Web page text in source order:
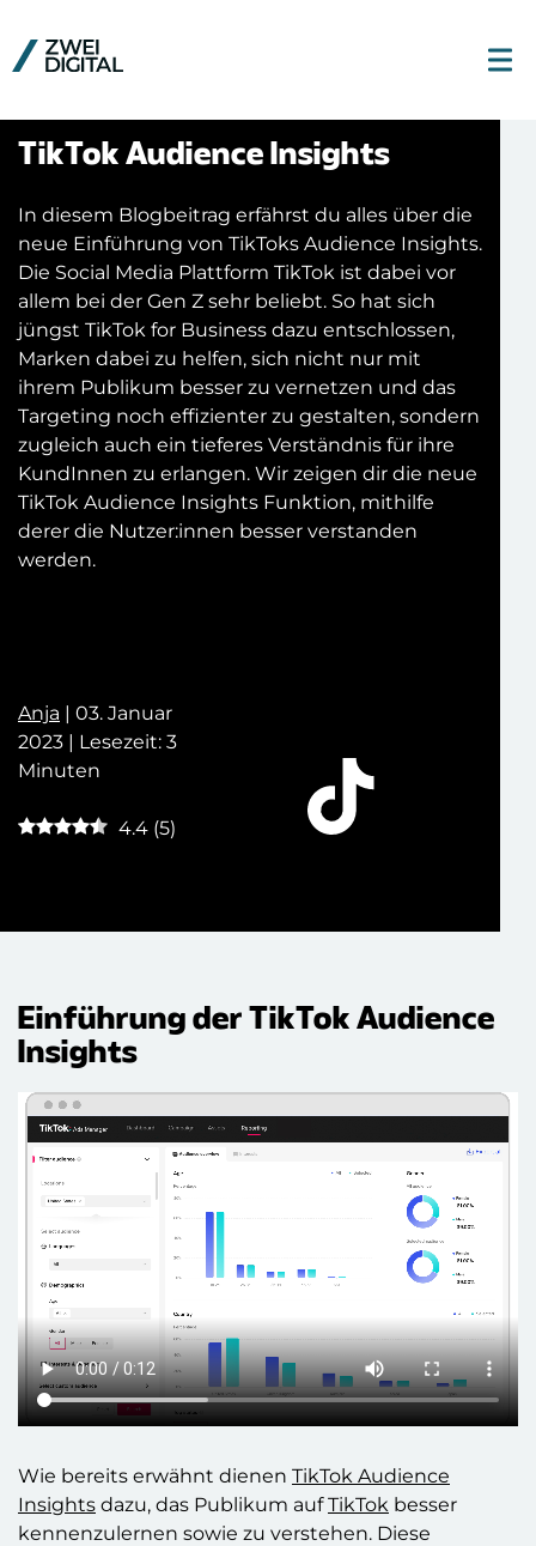
TikTok Audience Insights
In diesem Blogbeitrag erfährst du alles über die
neue Einführung von TikToks Audience Insights.
Die Social Media Plattform TikTok ist dabei vor
allem bei der Gen Z sehr beliebt. So hat sich
jüngst TikTok for Business dazu entschlossen,
Marken dabei zu helfen, sich nicht nur mit
ihrem Publikum besser zu vernetzen und das
Targeting noch effizienter zu gestalten, sondern
zugleich auch ein tieferes Verständnis für ihre
KundInnen zu erlangen. Wir zeigen dir die neue
TikTok Audience Insights Funktion, mithilfe
derer die Nutzer:innen besser verstanden
werden.
Anja | 03. Januar
2023 | Lesezeit: 3
Minuten
4.4 (5)
Einführung der TikTok Audience
Insights
Wie bereits erwähnt dienen TikTok Audience
Insights dazu, das Publikum aufTikTok besser
kennenzulernen sowie zu verstehen. Diese